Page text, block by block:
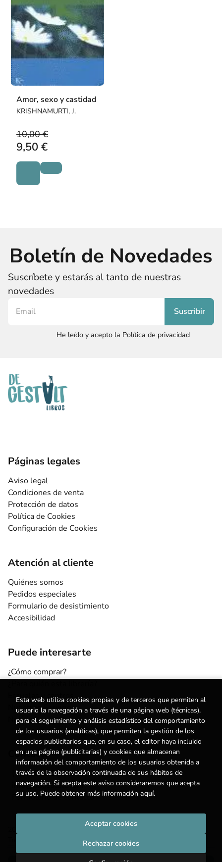
Amor, sexo y castidad
KRISHNAMURTI, J.
10,00 €
9,50 €
Boletín de Novedades
Suscríbete y estarás al tanto de nuestras
novedades
He leído y acepto la Política de privacidad
Páginas legales
Aviso legal
Condiciones de venta
Protección de datos
Política de Cookies
Configuración de Cookies
Atención al cliente
Quiénes somos
Pedidos especiales
Formulario de desistimiento
Accesibilidad
Puede interesarte
¿Cómo comprar?
Escuelas y centros
Nuestros Servicios
Noticias
Contacto
(+34) 615 55 96 54
info@degestalt.com
Formulario de contacto
2026 ©
. Todos los Derechos Reservados |
Esta web utiliza cookies propias y de terceros que permiten al
usuario la navegación a través de una página web (técnicas),
para el seguimiento y análisis estadístico del comportamiento
de los usuarios (analíticas), que permiten la gestión de los
espacios publicitarios que, en su caso, el editor haya incluido
en una página (publicitarias) y cookies que almacenan
información del comportamiento de los usuarios obtenida a
través de la observación continuada de sus hábitos de
navegación. Si acepta este aviso consideraremos que acepta
su uso. Puede obtener más información aquí.
Rechazar cookies
Aceptar cookies